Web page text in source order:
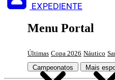
EXPEDIENTE
Menu Portal
Últimas Copa 2026 Náutico
Campeonatos Mais